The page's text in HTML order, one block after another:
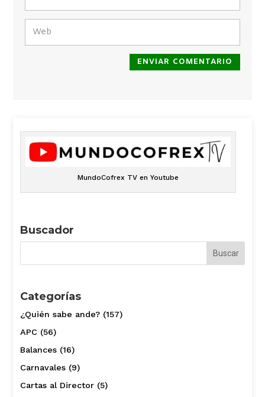
ENVIAR COMENTARIO
MundoCofrex TV en Youtube
Buscador
Categorías
¿Quién sabe ande?(157)
APC(56)
Balances(16)
Carnavales(9)
Cartas al Director(5)